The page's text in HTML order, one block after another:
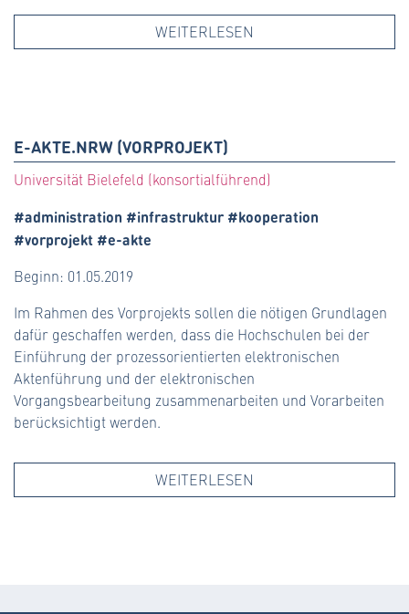
WEITERLESEN
E-AKTE.NRW (VORPROJEKT)
Universität Bielefeld (konsortialführend)
#administration #infrastruktur #kooperation
#vorprojekt #e-akte
Beginn: 01.05.2019
Im Rahmen des Vorprojekts sollen die nötigen Grundlagen
dafür geschaffen werden, dass die Hochschulen bei der
Einführung der prozessorientierten elektronischen
Aktenführung und der elektronischen
Vorgangsbearbeitung zusammenarbeiten und Vorarbeiten
berücksichtigt werden.
WEITERLESEN